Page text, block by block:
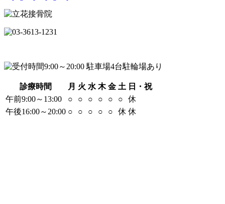
診療時間 月 火 水 木 金 土 日・祝
午前9:00～13:00
○ ○ ○ ○ ○ ○
休
午後16:00～20:00 ○ ○ ○ ○ ○ 休 休